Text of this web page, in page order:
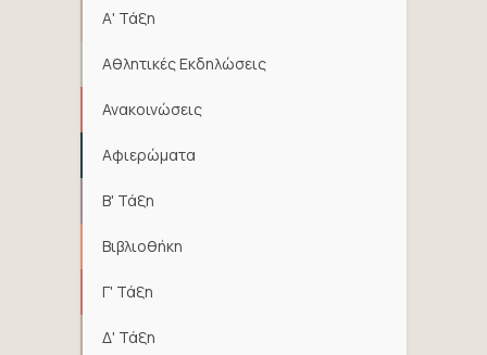
Α' Τάξη
Αθλητικές Εκδηλώσεις
Ανακοινώσεις
Αφιερώματα
Β' Τάξη
Βιβλιοθήκη
Γ' Τάξη
Δ' Τάξη